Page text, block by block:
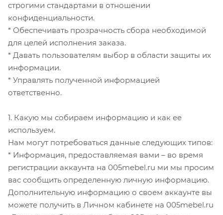
строгими стандартами в отношении
конфиденциальности.
* Обеспечивать прозрачность сбора необходимой
для целей исполнения заказа.
* Давать пользователям выбор в области защиты их
информации.
* Управлять полученной информацией
ответственно.
1. Какую мы собираем информацию и как ее
используем.
Нам могут потребоваться данные следующих типов:
* Информация, предоставляемая вами – во время
регистрации аккаунта на 005mebel.ru ми мы просим
вас сообщить определенную личную информацию.
Дополнительную информацию о своем аккаунте вы
можете получить в Личном кабинете на 005mebel.ru